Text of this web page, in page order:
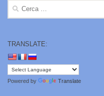
Ricerca
TRANSLATE:
Powered by Translate